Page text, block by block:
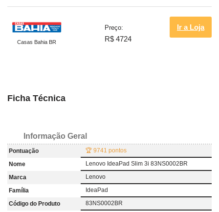
Casas Bahia BR
Preço:
R$ 4724
Ir a Loja
Ficha Técnica
Informação Geral
Pontuação
🏆 9741 pontos
Nome
Lenovo IdeaPad Slim 3i 83NS0002BR
Marca
Lenovo
Família
IdeaPad
Código do Produto
83NS0002BR